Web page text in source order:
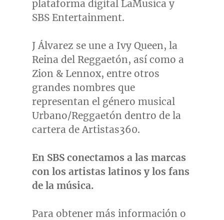
plataforma digital LaMusica y
SBS Entertainment.
J Álvarez se une a Ivy Queen, la
Reina del Reggaetón, así como a
Zion & Lennox, entre otros
grandes nombres que
representan el género musical
Urbano/Reggaetón dentro de la
cartera de Artistas360.
En SBS conectamos a las marcas
con los artistas latinos y los fans
de la música.
Para obtener más información o